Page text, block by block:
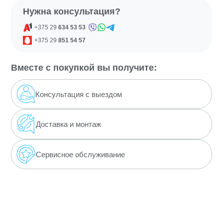
составляла
20
980 руб.
18
882 руб.
Нужна консультация?
+375 29634 53 53
+375 29851 54 57
Вместе с покупкой вы получите:
Консультация с выездом
Доставка и монтаж
Сервисное обслуживание